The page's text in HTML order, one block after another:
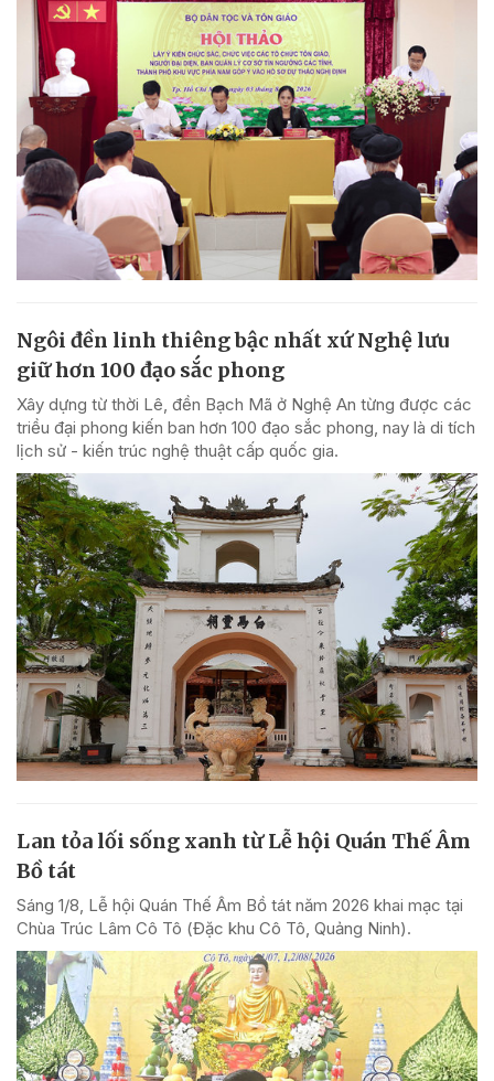
Ngôi đền linh thiêng bậc nhất xứ Nghệ lưu
giữ hơn 100 đạo sắc phong
Xây dựng từ thời Lê, đền Bạch Mã ở Nghệ An từng được các
triều đại phong kiến ban hơn 100 đạo sắc phong, nay là di tích
lịch sử - kiến trúc nghệ thuật cấp quốc gia.
Lan tỏa lối sống xanh từ Lễ hội Quán Thế Âm
Bồ tát
Sáng 1/8, Lễ hội Quán Thế Âm Bồ tát năm 2026 khai mạc tại
Chùa Trúc Lâm Cô Tô (Đặc khu Cô Tô, Quảng Ninh).